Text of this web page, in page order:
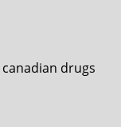
canadian drugs